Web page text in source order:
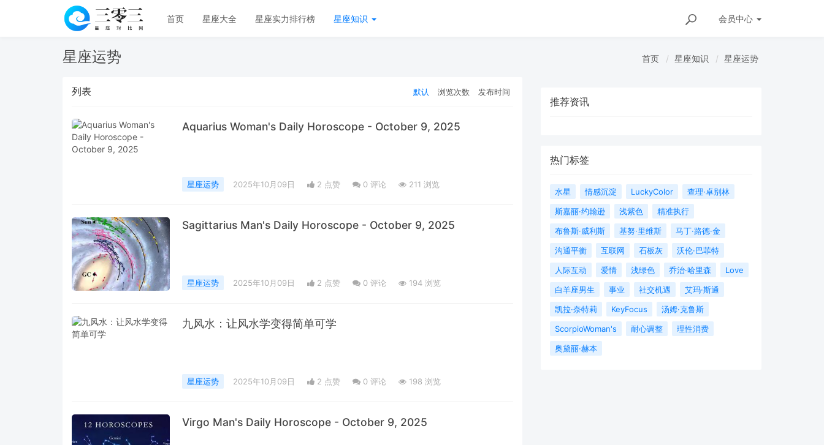
会员中心
首页 星座大全 星座实力排行榜 星座知识
星座运势 首页 星座知识 星座运势
列表 默认 浏览次数 发布时间
Aquarius Woman's Daily Horoscope - October 9, 2025
星座运势 2025年10月09日 2 点赞 0 评论 211 浏览
Sagittarius Man's Daily Horoscope - October 9, 2025
星座运势 2025年10月09日 2 点赞 0 评论 194 浏览
九风水：让风水学变得简单可学
星座运势 2025年10月09日 2 点赞 0 评论 198 浏览
Virgo Man's Daily Horoscope - October 9, 2025
推荐资讯
热门标签
水星 情感沉淀 LuckyColor
查理·卓别林
斯嘉丽·约翰逊
浅紫色
精准执行
布鲁斯·威利斯
基努·里维斯
马丁·路德·金
沟通平衡
互联网 石板灰
沃伦·巴菲特
人际互动
爱情 浅绿色 乔治·哈里森
Love
白羊座男生
事业 社交机遇
艾玛·斯通
凯拉·奈特莉
KeyFocus
汤姆·克鲁斯
ScorpioWoman's
耐心调整
理性消费
奥黛丽·赫本